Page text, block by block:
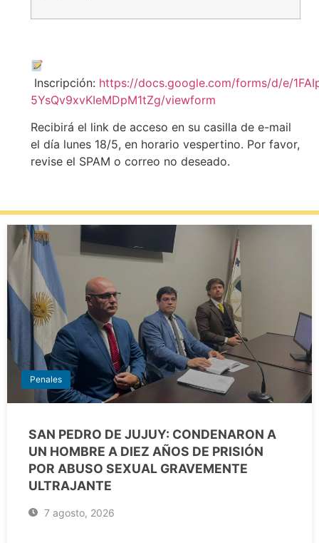
Inscripción: https://docs.google.com/forms/d/e/
5YsQv9xvKIeMDpM1tZg/viewform
Recibirá el link de acceso en su casilla de e-mail
el día lunes 18/5, en horario vespertino. Por favor,
revise el SPAM o correo no deseado.
Penales
SAN PEDRO DE JUJUY: CONDENARON A
UN HOMBRE A DIEZ AÑOS DE PRISIÓN
POR ABUSO SEXUAL GRAVEMENTE
ULTRAJANTE
7 agosto, 2026